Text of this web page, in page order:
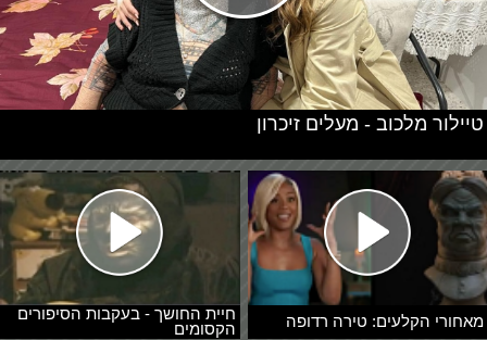
מאחורי הקלעים: טירה רדופה
חיית החושך - בעקבות הסיפורים
הקסומים
טיילור מלכוב - מעלים זיכרון